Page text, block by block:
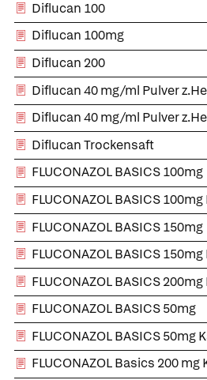
Diflucan 100
Diflucan 100mg
Diflucan 200
Diflucan 40 mg/ml Pulver
Diflucan 40 mg/ml Pulver
Diflucan Trockensaft
FLUCONAZOL BASICS 100mg
FLUCONAZOL BASICS
FLUCONAZOL BASICS 150mg
FLUCONAZOL BASICS
FLUCONAZOL BASICS
FLUCONAZOL BASICS 50mg
FLUCONAZOL BASICS 50mg
FLUCONAZOL Basics 200 mg